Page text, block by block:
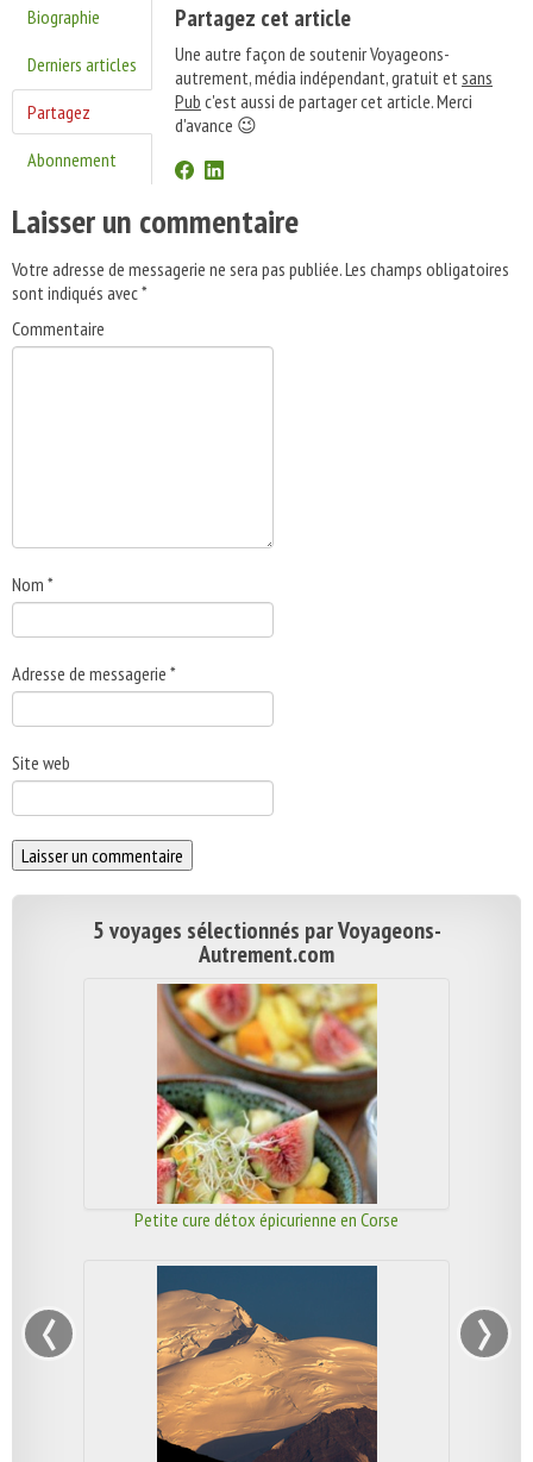
Biographie
Derniers articles
Partagez
Abonnement
Partagez cet article
Une autre façon de soutenir Voyageons-
autrement, média indépendant, gratuit et sans
Pub c'est aussi de partager cet article. Merci
d'avance 😉
Laisser un commentaire
Votre adresse de messagerie ne sera pas publiée.Les champs obligatoires
sont indiqués avec*
Commentaire
Nom *
Adresse de messagerie *
Site web
5 voyages sélectionnés par Voyageons-
Autrement.com
Petite cure détox épicurienne en Corse
‹ ›